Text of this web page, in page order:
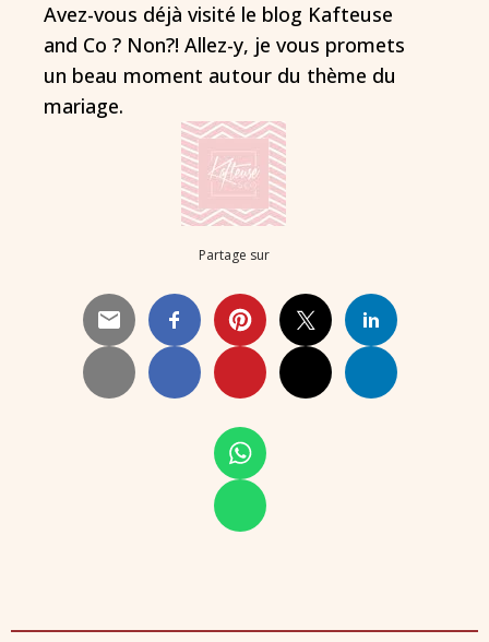
Avez-vous déjà visité le blog Kafteuse
and Co ? Non?! Allez-y, je vous promets
un beau moment autour du thème du
mariage.
Partage sur